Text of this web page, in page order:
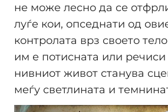
не може лесно да се
луѓе кои, опседнати од
контролата врз своето
им е потисната или речиси
нивниот живот станува
меѓу светлината и